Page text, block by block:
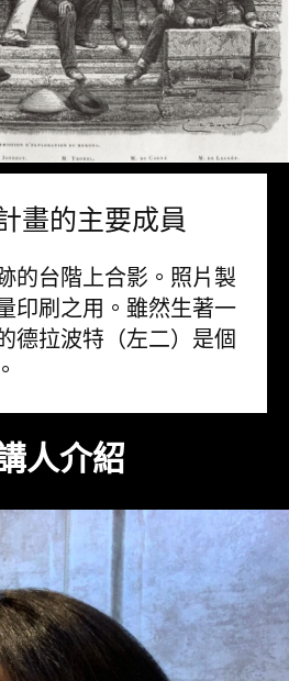
畫的主要成員
的台階上合影。照片製
印刷之用。雖然生著一
德拉波特（左二）是個
人介紹